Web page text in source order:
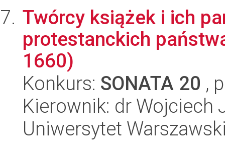
Twórcy książek i ich
protestanckich
1660)
Konkurs: SONATA 20 ,
Kierownik: dr Wojciech
Uniwersytet